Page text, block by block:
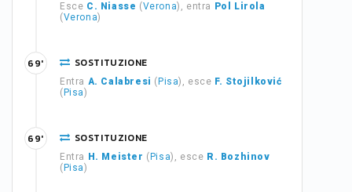
Esce C. Niasse (Verona), entra
Pol Lirola
(Verona)
SOSTITUZIONE
Entra A. Calabresi ( Pisa), esce F. Stojilković
( Pisa)
69'
SOSTITUZIONE
Entra H. Meister ( Pisa), esce R. Bozhinov
( Pisa)
69'